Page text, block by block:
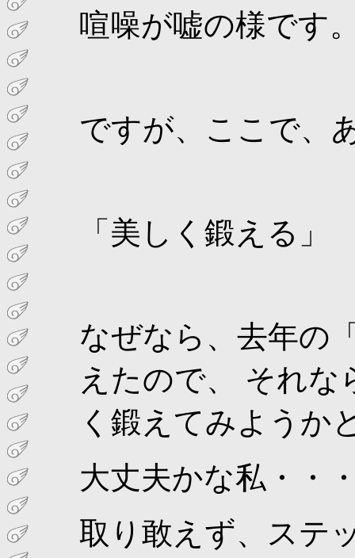
喧噪が嘘の様です
ですが、ここで、
「美しく鍛える」
なぜなら、去年の
えたので、 それな
く鍛えてみようか
大丈夫かな私・・
取り敢えず、ステ